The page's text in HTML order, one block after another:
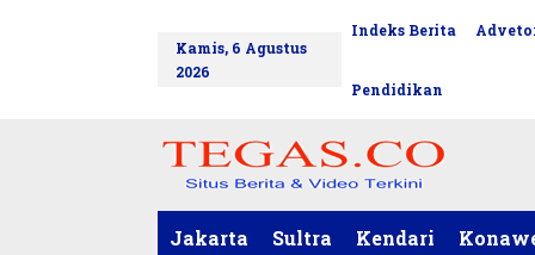
Kamis, 6 Agustus
2026
Indeks Berita
Pendidikan
Jakarta Sultra Kendari